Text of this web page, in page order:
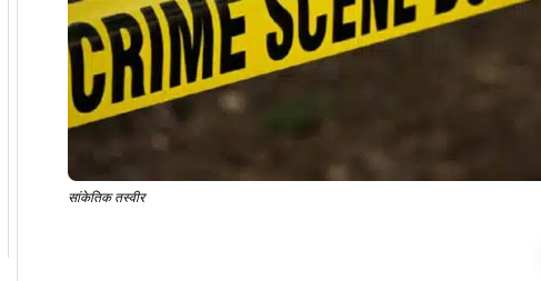
सांकेतिक तस्वीर